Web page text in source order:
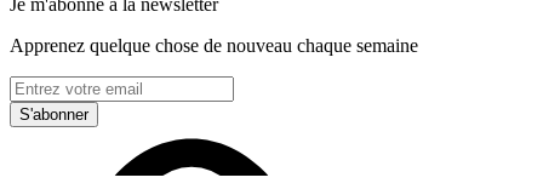
Apprenez quelque chose de nouveau chaque semaine
S'abonner